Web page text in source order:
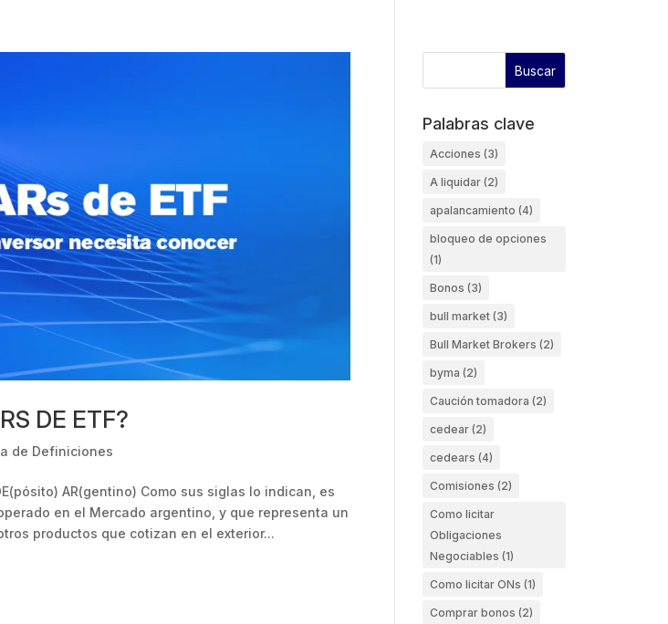
DE ETF?
de Definiciones
AR(gentino) Como sus siglas lo indican, es
en el Mercado argentino, y que representa un
productos que cotizan en el exterior...
Palabras clave
Acciones (3)
A liquidar (2)
apalancamiento (4)
bloqueo de opciones
(1)
Bonos (3)
bull market (3)
Bull Market Brokers (2)
byma (2)
Caución tomadora (2)
cedear (2)
cedears (4)
Comisiones (2)
Como licitar
Obligaciones
Negociables (1)
Como licitar ONs (1)
Comprar bonos (2)